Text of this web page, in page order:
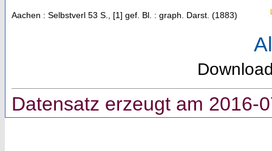
Aachen : Selbstverl 53 S., [1] gef. Bl. : graph. Darst. (1883)
Datensatz erzeugt am 2016-